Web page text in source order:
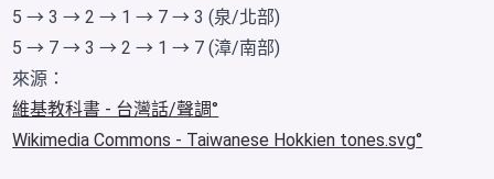
5 → 3 → 2 → 1 → 7 → 3 (泉/北部)
5 → 7 → 3 → 2 → 1 → 7 (漳/南部)
來源：
維基教科書 - 台灣話/聲調
Wikimedia Commons - Taiwanese Hokkien tones.svg